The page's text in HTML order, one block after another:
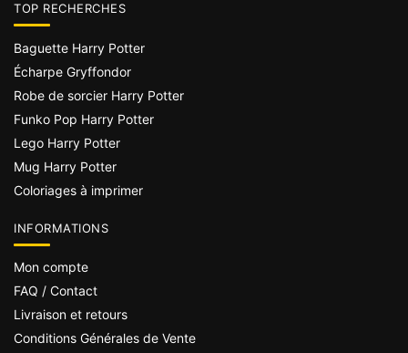
TOP RECHERCHES
Baguette Harry Potter
Écharpe Gryffondor
Robe de sorcier Harry Potter
Funko Pop Harry Potter
Lego Harry Potter
Mug Harry Potter
Coloriages à imprimer
INFORMATIONS
Mon compte
FAQ / Contact
Livraison et retours
Conditions Générales de Vente